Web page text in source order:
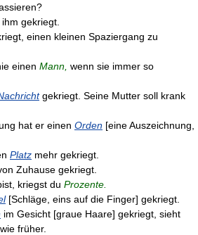
gekriegt.
einen kleinen Spaziergang zu
einen Mann, wenn sie immer so
gekriegt. Seine Mutter soll krank
hat er einen Orden [eine Auszeichnung,
Platz mehr gekriegt.
Zuhause gekriegt.
kriegst du Prozente.
[Schläge, eins auf die Finger] gekriegt.
im Gesicht [graue Haare] gekriegt, sieht
früher.